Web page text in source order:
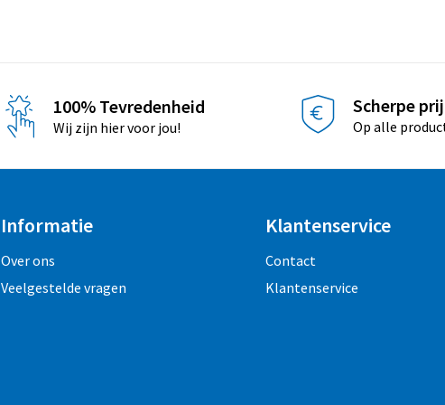
100% Tevredenheid
Wij zijn hier voor jou!
Scherpe
Op alle
Informatie
Over ons
Veelgestelde vragen
Klantenservice
Contact
Klantenservice